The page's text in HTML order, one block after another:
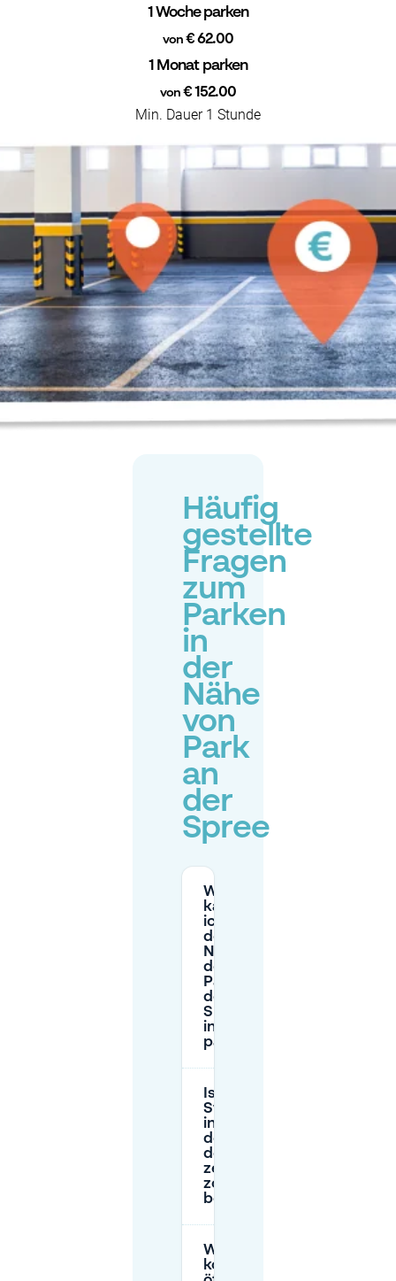
1 Woche parken
von€ 62.00
1 Monat parken
von€ 152.00
Min. Dauer 1 Stunde
Häufig
gestellte
Fragen
zum
Parken
in
der
Nähe
von
Park
an
der
Spree
Wo
kann
ich in
der
Nähe
des
Park an
der
Spree
in Berlin
parken?
Ist das
Straßenparken
in der Nähe
des Park an
der Spree
zeitlich oder
zonenabhängig
begrenzt?
Wie viel
kostet